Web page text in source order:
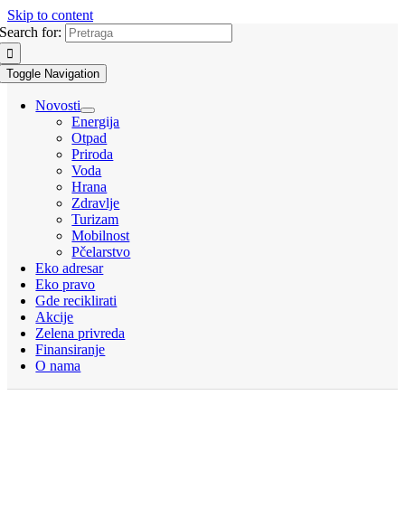
Skip to content
Search for:
Toggle Navigation
Novosti
Energija
Otpad
Priroda
Voda
Hrana
Zdravlje
Turizam
Mobilnost
Pčelarstvo
Eko adresar
Eko pravo
Gde reciklirati
Akcije
Zelena privreda
Finansiranje
O nama